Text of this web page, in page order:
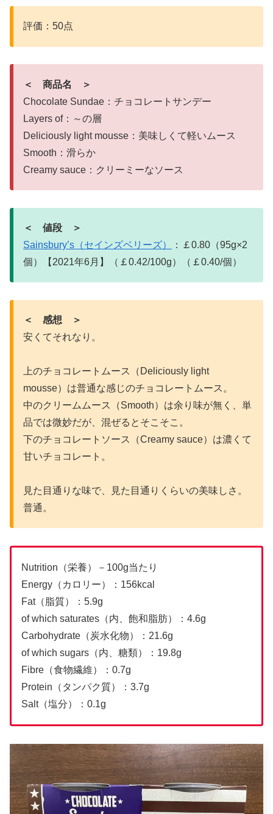
評価：50点
＜ 商品名 ＞
Chocolate Sundae：チョコレートサンデー
Layers of：～の層
Deliciously light mousse：美味しくて軽いムース
Smooth：滑らか
Creamy sauce：クリーミーなソース
＜ 値段 ＞
Sainsbury’s（セインズベリーズ）
：￡0.80（95g×2
個）【2021年6月】（￡0.42/100g）（￡0.40/個）
＜ 感想 ＞
安くてそれなり。
上のチョコレートムース（Deliciously light
mousse）は普通な感じのチョコレートムース。
中のクリームムース（Smooth）は余り味が無く、単
品では微妙だが、混ぜるとそこそこ。
下のチョコレートソース（Creamy sauce）は濃くて
甘いチョコレート。
見た目通りな味で、見た目通りくらいの美味しさ。
普通。
Nutrition（栄養）－100g当たり
Energy（カロリー）：156kcal
Fat（脂質）：5.9g
of which saturates（内、飽和脂肪）：4.6g
Carbohydrate（炭水化物）：21.6g
of which sugars（内、糖類）：19.8g
Fibre（食物繊維）：0.7g
Protein（タンパク質）：3.7g
Salt（塩分）：0.1g